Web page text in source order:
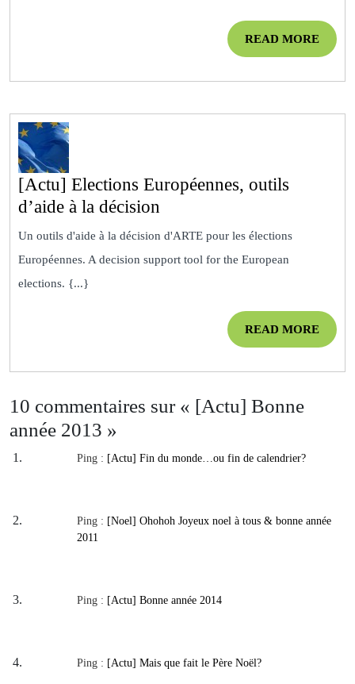
READ MOREREAD
MORE
[Actu] Elections Européennes, outils
d’aide à la décision
Elections
outils
Un outils d'aide à la décision d'ARTE pour les élections
Européennes. A decision support tool for the European
elections. {...}
READ MOREREAD
MORE
10 commentaires sur « [Actu] Bonne
année 2013 »
Ping : [Actu] Fin du monde…ou fin de calendrier?
Ping : [Noel] Ohohoh Joyeux noel à tous & bonne année
2011
Ping : [Actu] Bonne année 2014
Ping : [Actu] Mais que fait le Père Noël?